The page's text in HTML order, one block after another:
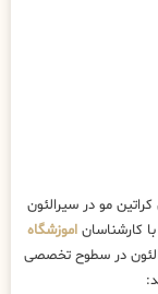
مو در سیرالئون
کارشناسان اموزشگاه
در سطوح تخصصی